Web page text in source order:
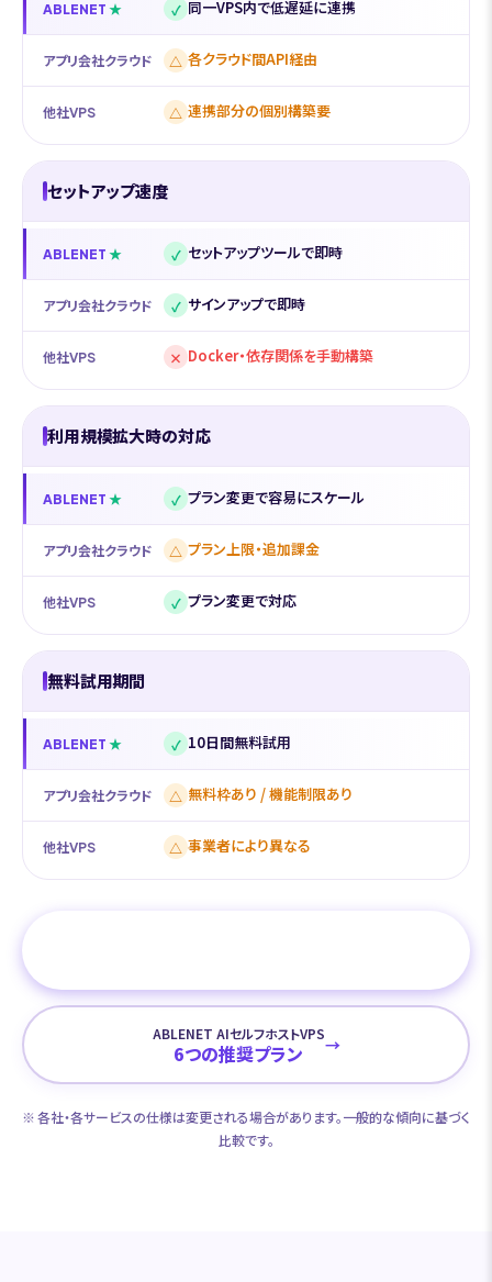
ABLENET ✓ 同一VPS内で低遅延に連携
アプリ会社クラウド △ 各クラウド間API経由
他社VPS △ 連携部分の個別構築要
セットアップ速度
ABLENET ✓ セットアップツールで即時
アプリ会社クラウド ✓ サインアップで即時
他社VPS × Docker・依存関係を手動構築
利用規模拡大時の対応
ABLENET ✓ プラン変更で容易にスケール
アプリ会社クラウド △ プラン上限・追加課金
他社VPS ✓ プラン変更で対応
無料試用期間
ABLENET ✓ 10日間無料試用
アプリ会社クラウド △ 無料枠あり / 機能制限あり
他社VPS △ 事業者により異なる
ABLENET AIセルフホストVPS
6つの推奨プラン →
※ 各社・各サービスの仕様は変更される場合があります。一般的な傾向に基づく
比較です。